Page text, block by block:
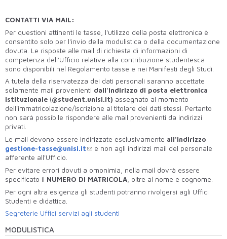
CONTATTI VIA MAIL:
Per questioni attinenti le tasse, l'utilizzo della posta elettronica è
consentito solo per l'invio della modulistica o della documentazione
dovuta. Le risposte alle mail di richiesta di informazioni di
competenza dell'Ufficio relative alla contribuzione studentesca
sono disponibili nel Regolamento tasse e nei Manifesti degli Studi.
A tutela della riservatezza dei dati personali saranno accettate
solamente mail provenienti dall'indirizzo di posta elettronica
istituzionale (@student.unisi.it) assegnato al momento
dell'immatricolazione/iscrizione al titolare dei dati stessi. Pertanto
non sarà possibile rispondere alle mail provenienti da indirizzi
privati.
Le mail devono essere indirizzate esclusivamente all'indirizzo
gestione-tasse@unisi.it
e non agli indirizzi mail del personale
afferente all'Ufficio.
Per evitare errori dovuti a omonimia, nella mail dovrà essere
specificato il NUMERO DI MATRICOLA , oltre al nome e cognome.
Per ogni altra esigenza gli studenti potranno rivolgersi agli Uffici
Studenti e didattica.
Segreterie Uffici servizi agli studenti
MODULISTICA